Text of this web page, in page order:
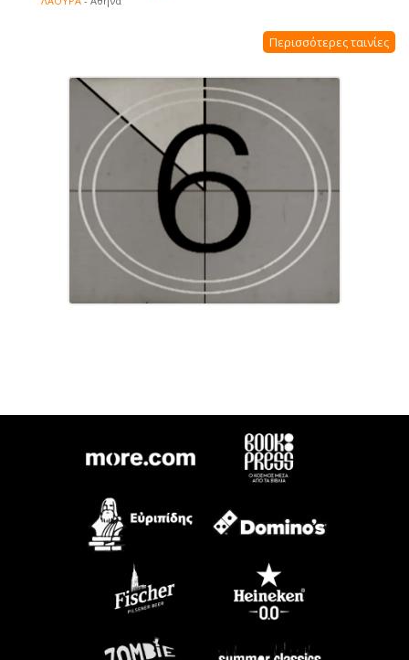
Περισσότερες ταινίες